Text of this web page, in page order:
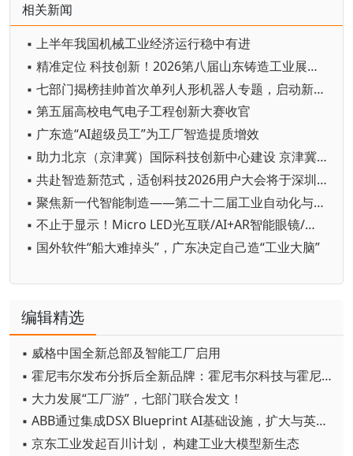
相关新闻
▪ 上半年我国机械工业经济运行稳中有进
▪ 精准定位 科技创新！2026第八届山东铸造工业展览会在青岛开幕
▪ 七部门揭榜挂帅首次单列人形机器人专题，启动新一轮国家级技术攻坚
▪ 第五届高校电气电子工程创新大赛收官
▪ 广东造“AI超级员工”为工厂智造提质增效
▪ 助力北京（京津冀）国际科技创新中心建设 京津冀成立机器人产业链联盟
▪ 共赴智造新范式，适创科技2026用户大会将于深圳启幕
▪ 聚焦新一代智能制造——第二十二届工业自动化与标准化研讨会在京举办
▪ 不止于显示！Micro LED光互联/AI+AR智能眼镜/玻璃基板TGV等全新赛道集中亮相，创新动能尽在2026深圳国际全触与显示展
▪ 国外软件“船大难掉头”，广东决定自己造“工业大脑”
编辑精选
▪ 威格中国全新总部及智能工厂启用
▪ 霍尼韦尔发布分拆后全新品牌：霍尼韦尔科技与霍尼韦尔航空航天
▪ 大力发展“工厂游”，七部门联合发文！
▪ ABB通过集成DSX Blueprint AI基础设施，扩大与英伟达的合作
▪ 京东工业发起百川计划， 构建工业大模型新生态